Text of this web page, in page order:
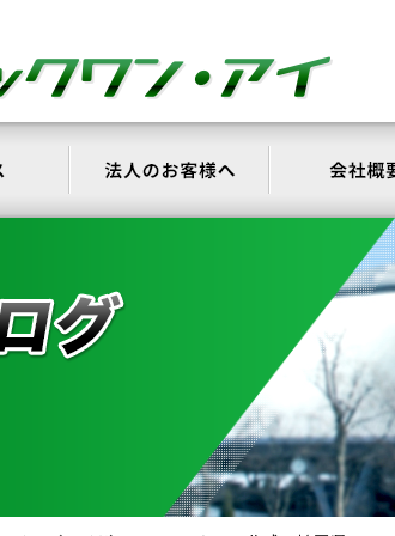
サービス 法人のお客様へ